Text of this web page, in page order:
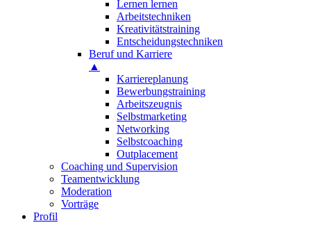
Lernen lernen
Arbeitstechniken
Kreativitätstraining
Entscheidungstechniken
Beruf und Karriere
▲
Karriereplanung
Bewerbungstraining
Arbeitszeugnis
Selbstmarketing
Networking
Selbstcoaching
Outplacement
Coaching und Supervision
Teamentwicklung
Moderation
Vorträge
Profil